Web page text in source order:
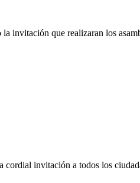
invitación que realizaran los
invitación a todos los